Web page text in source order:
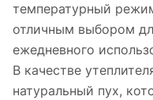
температурный
отличным выбором
ежедневного
В качестве
натуральный пух,